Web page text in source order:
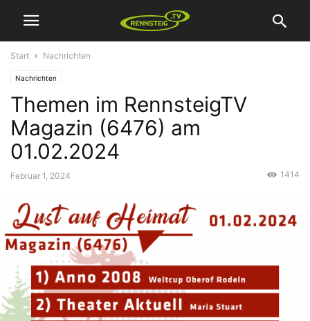
Start Nachrichten
Nachrichten
Themen im RennsteigTV
Magazin (6476) am
01.02.2024
Februar 1, 2024 1414